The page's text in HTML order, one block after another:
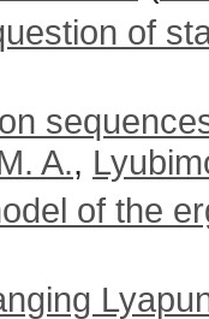
of
A.,
of the